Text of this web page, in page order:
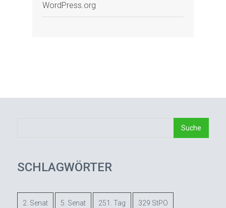
WordPress.org
SCHLAGWÖRTER
2. Senat 5. Senat 251. Tag 329 StPO